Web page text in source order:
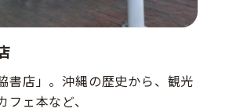
書店」。沖縄の歴史から、観光
ェ本など、